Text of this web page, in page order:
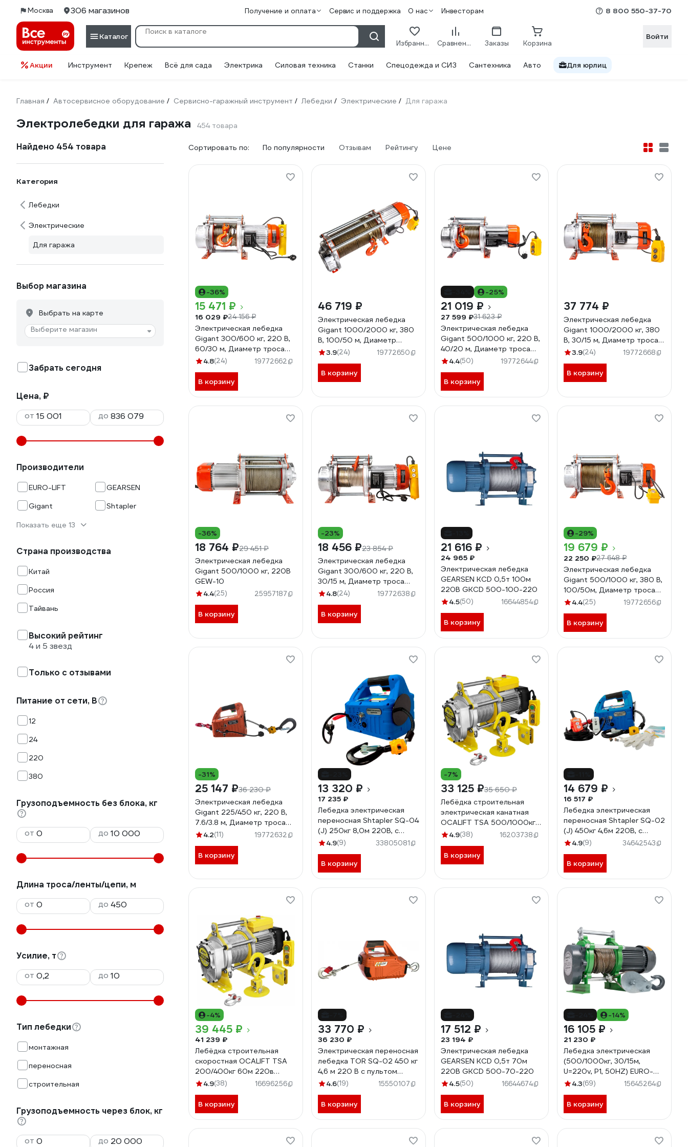
Москва 306 магазинов Получение и оплата Сервис и поддержка О нас Инвесторам 8 800 550-37-70
Каталог
Избранное Сравнение Заказы Корзина
Войти
Акции Инструмент Крепеж Всё для сада Электрика Силовая техника Станки Спецодежда и СИЗ Сантехника Авто Для юрлиц
Главная / Автосервисное оборудование / Сервисно-гаражный инструмент / Лебедки / Электрические / Для гаража
Электролебедки для гаража 454 товара
Найдено 454 товара
Категория
Лебедки
Электрические
Для гаража
Выбор магазина
Выбрать на карте
Выберите магазин
Забрать сегодня
Цена, ₽
от
до
Производители
EURO-LIFT
GEARSEN
Gigant
Shtapler
Показать еще 13
Страна производства
Китай
Россия
Тайвань
Высокий рейтинг
4 и 5 звезд
Только с отзывами
Питание от сети, В
12
24
220
380
Грузоподъемность без блока, кг
от до
Длина троса/ленты/цепи, м
от
до
Усилие, т
от
до
Тип лебедки
монтажная
переносная
строительная
Грузоподъемность через блок, кг
от до
Сортировать по: По популярности Отзывам Рейтингу Цене
-36%
15 471 ₽
16 029 ₽24 156 ₽
Электрическая лебедка
Gigant 300/600 кг, 220 В,
60/30 м, Диаметр троса
6мм, GEW-08
4.8(24) 19772662
В корзину
46 719 ₽
Электрическая лебедка
Gigant 1000/2000 кг, 380
В, 100/50 м, Диаметр
троса 6мм, GEW-02
3.9(24) 19772650
В корзину
-25%
21 019 ₽
27 599 ₽31 623 ₽
Электрическая лебедка
Gigant 500/1000 кг, 220 В,
40/20 м, Диаметр троса
6мм, GEW-06
4.4(50) 19772644
В корзину
37 774 ₽
Электрическая лебедка
Gigant 1000/2000 кг, 380
В, 30/15 м, Диаметр троса
6мм, GEW-05
3.9(24) 19772668
В корзину
-36%
18 764 ₽29 451 ₽
Электрическая лебедка
Gigant 500/1000 кг, 220B
GEW-10
4.4(25) 25957187
В корзину
-23%
18 456 ₽23 854 ₽
Электрическая лебедка
Gigant 300/600 кг, 220 В,
30/15 м, Диаметр троса
6мм, GEW-07
4.8(24) 19772638
В корзину
21 616 ₽
24 965 ₽
Электрическая лебедка
GEARSEN KCD 0,5т 100м
220В GKCD 500-100-220
4.5(50) 16644854
В корзину
-29%
19 679 ₽
22 250 ₽27 648 ₽
Электрическая лебедка
Gigant 500/1000 кг, 380 В,
100/50м, Диаметр троса
6мм, GEW-03
4.4(25) 19772656
В корзину
-31%
25 147 ₽36 230 ₽
Электрическая лебедка
Gigant 225/450 кг, 220 В,
7.6/3.8 м, Диаметр троса
6мм, GEW-04
4.2(11) 19772632
В корзину
13 320 ₽
17 235 ₽
Лебедка электрическая
переносная Shtapler SQ-04
(J) 250кг 8,0м 220В, с
беспроводным пультом
4.9(9) 33805081
В корзину
-7%
33 125 ₽35 650 ₽
Лебёдка строительная
электрическая канатная
OCALIFT TSA 500/1000кг
40м 220в (алюминиевый
4.9(38) 16203738
В корзину
14 679 ₽
16 517 ₽
Лебедка электрическая
переносная Shtapler SQ-02
(J) 450кг 4,6м 220В, с
беспроводным пультом
4.9(9) 34642543
В корзину
-4%
39 445 ₽
41 239 ₽
Лебёдка строительная
скоростная OCALIFT TSA
200/400кг 60м 220в
(алюминиевый корпус)
4.9(38) 16696256
В корзину
33 770 ₽
36 230 ₽
Электрическая переносная
лебедка TOR SQ-02 450 кг
4,6 м 220 В с пультом
1140456
4.6(19) 15550107
В корзину
17 512 ₽
23 194 ₽
Электрическая лебедка
GEARSEN KCD 0,5т 70м
220В GKCD 500-70-220
4.5(50) 16644674
В корзину
-14%
16 105 ₽
21 230 ₽
Лебедка электрическая
(500/1000кг, 30/15м,
U=220v, P1, 50HZ) EURO-
LIFT KCD 00019835
4.3(69) 15645264
В корзину